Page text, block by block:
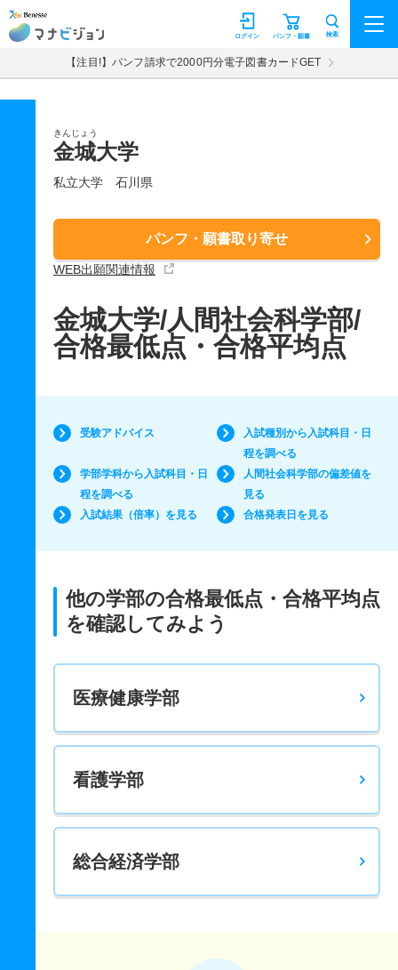
マナビジョン パンフ・願書
ログイン 検索
【注目!】パンフ請求で2000円分電子図書カードGET
きんじょう
金城大学
私立大学 石川県
パンフ・願書取り寄せ
WEB出願関連情報
金城大学/人間社会科学部/
合格最低点・合格平均点
受験アドバイス
入試種別から入試科目・日
程を調べる
学部学科から入試科目・日
程を調べる
人間社会科学部の偏差値を
見る
入試結果（倍率）を見る
合格発表日を見る
他の学部の合格最低点・合格平均点
を確認してみよう
医療健康学部
看護学部
総合経済学部